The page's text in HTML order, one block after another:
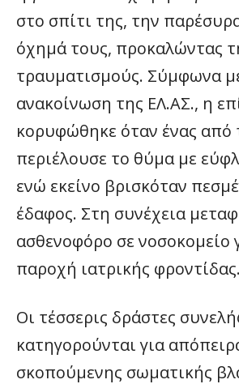
στο σπίτι της, την
όχημά τους, προκαλώντας
τραυματισμούς. Σύμφωνα
ανακοίνωση της ΕΛ.ΑΣ., η
κορυφώθηκε όταν ένας από
περιέλουσε το θύμα με
ενώ εκείνο βρισκόταν
έδαφος. Στη συνέχεια
ασθενοφόρο σε νοσοκομείο
παροχή ιατρικής φροντίδας.
Οι τέσσερις δράστες
κατηγορούνται για
σκοπούμενης σωματικής